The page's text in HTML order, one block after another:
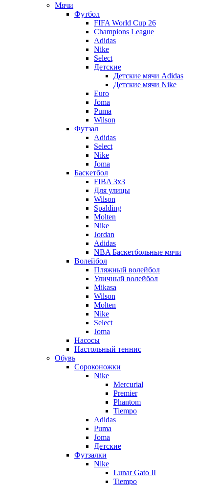
Мячи
Футбол
FIFA World Cup 26
Champions League
Adidas
Nike
Select
Детские
Детские мячи Adidas
Детские мячи Nike
Euro
Joma
Puma
Wilson
Футзал
Adidas
Select
Nike
Joma
Баскетбол
FIBA 3x3
Для улицы
Wilson
Spalding
Molten
Nike
Jordan
Adidas
NBA Баскетбольные мячи
Волейбол
Пляжный волейбол
Уличный волейбол
Mikasa
Wilson
Molten
Nike
Select
Joma
Насосы
Настольный теннис
Обувь
Сороконожки
Nike
Mercurial
Premier
Phantom
Tiempo
Adidas
Puma
Joma
Детские
Футзалки
Nike
Lunar Gato II
Tiempo